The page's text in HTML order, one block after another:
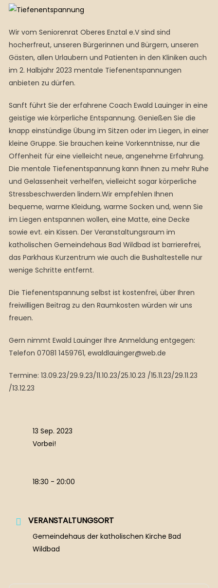
Wir vom Seniorenrat Oberes Enztal e.V sind sind
hocherfreut, unseren Bürgerinnen und Bürgern, unseren
Gästen, allen Urlaubern und Patienten in den Kliniken auch
im 2. Halbjahr 2023 mentale Tiefenentspannungen
anbieten zu dürfen.
Sanft führt Sie der erfahrene Coach Ewald Lauinger in eine
geistige wie körperliche Entspannung. Genießen Sie die
knapp einstündige Übung im Sitzen oder im Liegen, in einer
kleine Gruppe. Sie brauchen keine Vorkenntnisse, nur die
Offenheit für eine vielleicht neue, angenehme Erfahrung.
Die mentale Tiefenentspannung kann Ihnen zu mehr Ruhe
und Gelassenheit verhelfen, vielleicht sogar körperliche
Stressbeschwerden lindern.Wir empfehlen Ihnen
bequeme, warme Kleidung, warme Socken und, wenn Sie
im Liegen entspannen wollen, eine Matte, eine Decke
sowie evt. ein Kissen. Der Veranstaltungsraum im
katholischen Gemeindehaus Bad Wildbad ist barrierefrei,
das Parkhaus Kurzentrum wie auch die Bushaltestelle nur
wenige Schritte entfernt.
Die Tiefenentspannung selbst ist kostenfrei, über Ihren
freiwilligen Beitrag zu den Raumkosten würden wir uns
freuen.
Gern nimmt Ewald Lauinger Ihre Anmeldung entgegen:
Telefon 07081 1459761, ewaldlauinger@web.de
Termine: 13.09.23/29.9.23/11.10.23/25.10.23 /15.11.23/29.11.23
/13.12.23
13 Sep. 2023
Vorbei!
18:30 - 20:00
VERANSTALTUNGSORT
Gemeindehaus der katholischen Kirche Bad
Wildbad